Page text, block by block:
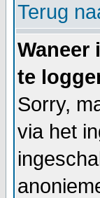
Terug
Waneer
te
Sorry,
via het